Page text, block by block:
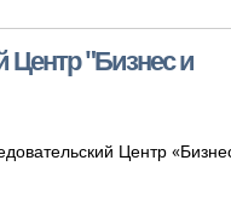
Центр "Бизнес и
Центр